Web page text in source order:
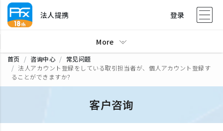
法人提携 登录
More
首页 咨询中心
常见问题
法人アカウント登録をしている取引担当者が、個人アカウント登録す
ることができますか？
客户咨询